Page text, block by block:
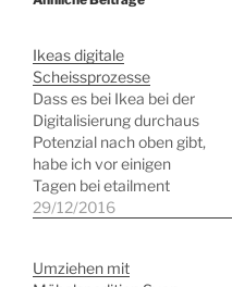
Ikeas digitale
Scheissprozesse
Dass es bei Ikea bei der
Digitalisierung durchaus
Potenzial nach oben gibt,
habe ich vor einigen
Tagen bei etailment
geschrieben. Während es
nichts weiter zu berichten
29/12/2016
Umziehen mit